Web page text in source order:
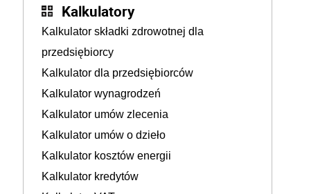
Kalkulatory
Kalkulator składki zdrowotnej dla
przedsiębiorcy
Kalkulator dla przedsiębiorców
Kalkulator wynagrodzeń
Kalkulator umów zlecenia
Kalkulator umów o dzieło
Kalkulator kosztów energii
Kalkulator kredytów